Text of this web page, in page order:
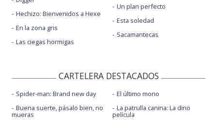
Hechizo: Bienvenidos a Hexe
En la zona gris
Las ciegas hormigas
Un plan perfecto
Esta soledad
Sacamantecas
CARTELERA DESTACADOS
Spider-man: Brand new day
Buena suerte, pásalo bien, no
mueras
El último mono
La patrulla canina: La dino
película